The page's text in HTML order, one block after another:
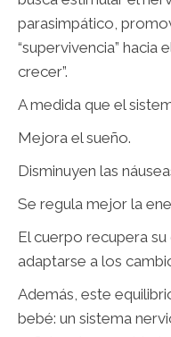
parasimpático,
“supervivencia” hacia
crecer”.
A medida que el
Mejora el sueño.
Disminuyen las
Se regula mejor la
El cuerpo recupera
adaptarse a los
Además, este
bebé: un sistema